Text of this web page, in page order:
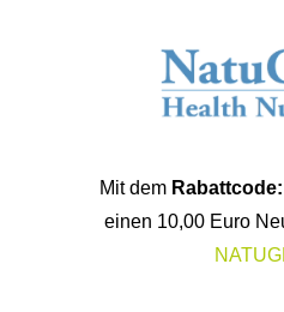
Mit dem
einen 10,00 Euro